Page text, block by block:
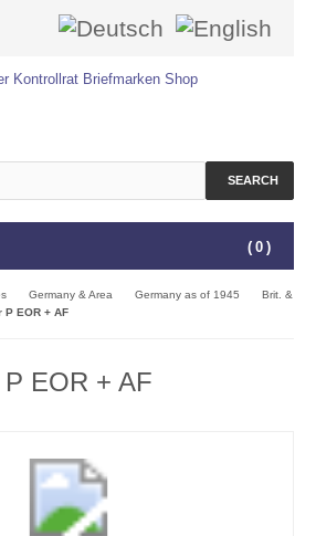
SEARCH
( 0 )
Germany & Area Germany as of 1945
Brit. &
P EOR + AF
EOR + AF